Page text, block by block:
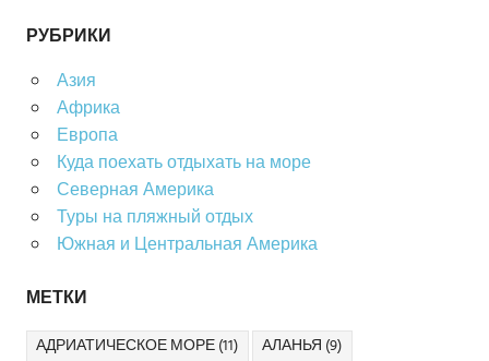
РУБРИКИ
Азия
Африка
Европа
Куда поехать отдыхать на море
Северная Америка
Туры на пляжный отдых
Южная и Центральная Америка
МЕТКИ
АДРИАТИЧЕСКОЕ МОРЕ(11) АЛАНЬЯ (9)